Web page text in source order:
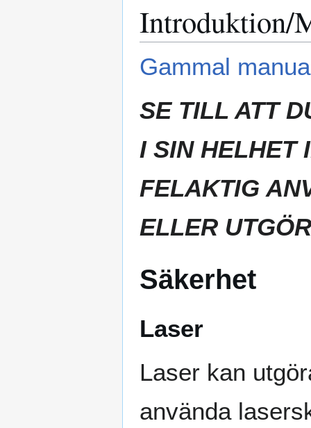
Introduktion/
Gammal
SE TILL ATT
I SIN HELHET
FELAKTIG
ELLER
Säkerhet
Laser
Laser kan
använda